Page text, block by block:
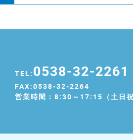
TEL: 0538-32-2261
FAX:0538-32-2264
営業時間：8:30～17:15（土日